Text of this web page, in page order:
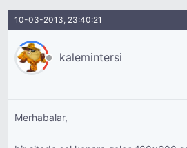
10-03-2013, 23:40:21
kalemintersi
Merhabalar,